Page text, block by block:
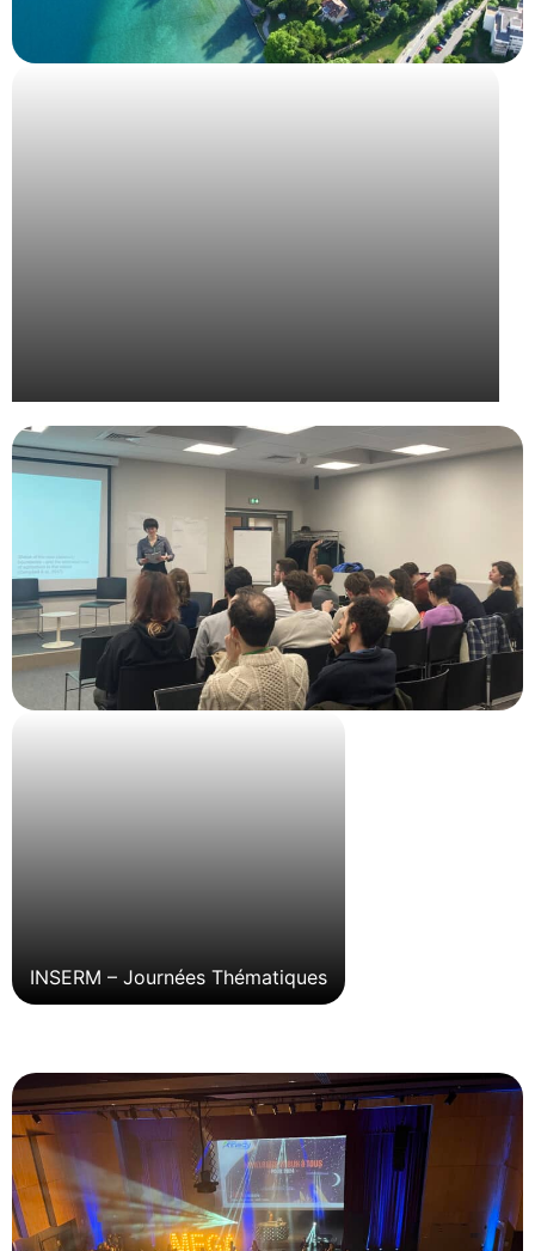
UPE – Grand Prix de la Communication Extérieure
INSERM – Journées Thématiques